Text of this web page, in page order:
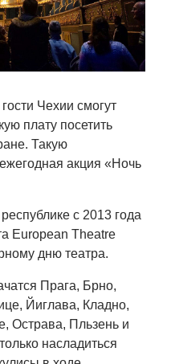
Чехии смогут
плату посетить
Такую
акция «Ночь
с 2013 года
European Theatre
дню театра.
Прага, Брно,
Йиглава, Кладно,
Острава, Пльзень и
насладиться